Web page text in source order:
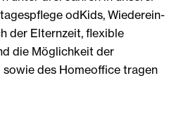
odKids, Wiederein-
der Elternzeit, flexible
die Möglichkeit der
des Homeoffice tragen